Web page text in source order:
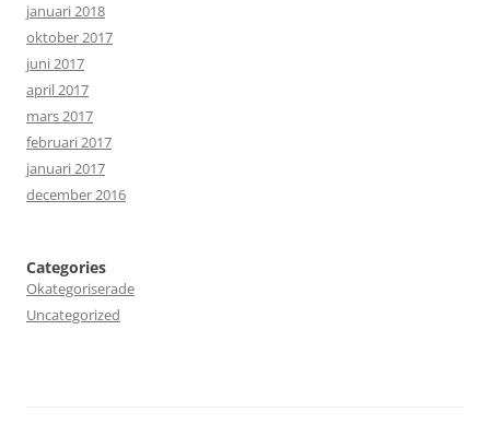
januari 2018
oktober 2017
juni 2017
april 2017
mars 2017
februari 2017
januari 2017
december 2016
Categories
Okategoriserade
Uncategorized